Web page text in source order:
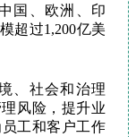
国、欧洲、印
超过1,200亿美
、社会和治理
风险，提升业
工和客户工作